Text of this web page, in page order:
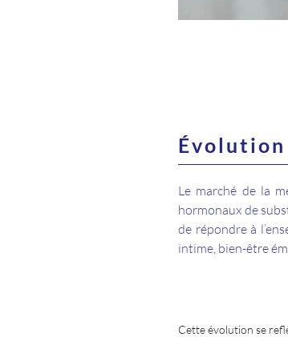
Évolution
Le marché de la
hormonaux de
de répondre à
intime, bien-être
Cette évolution se